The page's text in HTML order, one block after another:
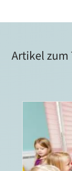
Artikel